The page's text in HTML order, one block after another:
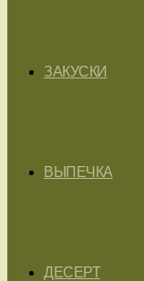
ЗАКУСКИ
ВЫПЕЧКА
ДЕСЕРТ